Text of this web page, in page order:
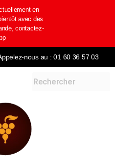
en
avec des
contactez-
nous au : 01 60 36 57 03